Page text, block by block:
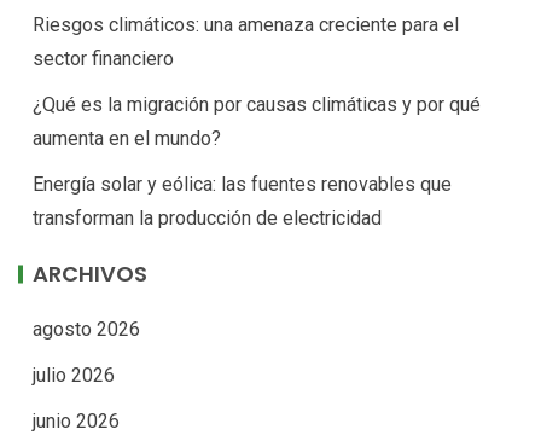
Riesgos climáticos: una amenaza creciente para el
sector financiero
¿Qué es la migración por causas climáticas y por qué
aumenta en el mundo?
Energía solar y eólica: las fuentes renovables que
transforman la producción de electricidad
ARCHIVOS
agosto 2026
julio 2026
junio 2026